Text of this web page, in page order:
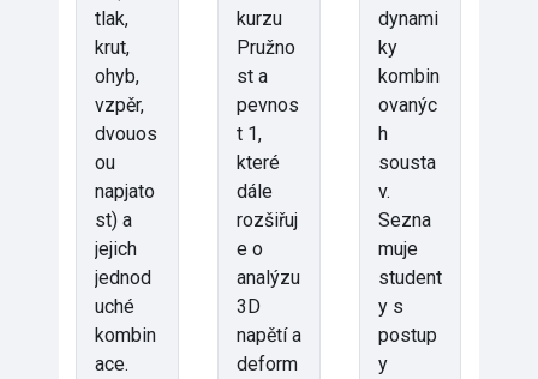
tlak,
krut,
ohyb,
vzpěr,
dvouos
ou
napjato
st) a
jejich
jednod
uché
kombin
ace.
kurzu
Pružno
st a
pevnos
t 1,
které
dále
rozšiřuj
e o
analýzu
3D
napětí a
deform
dynami
ky
kombin
ovanýc
h
sousta
v.
Sezna
muje
student
y s
postup
y